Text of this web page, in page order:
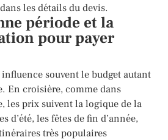
les détails du devis.
période et la
pour payer
souvent le budget autant
En croisière, comme dans
les prix suivent la logique de la
d’été, les fêtes de fin d’année,
très populaires